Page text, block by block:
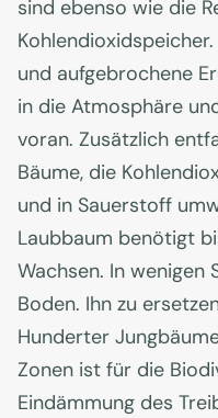
sind ebenso wie die
und aufgebrochene
in die Atmosphäre
voran. Zusätzlich
Bäume, die
und in Sauerstoff
Laubbaum benötigt
Wachsen. In wenigen
Boden. Ihn zu
Hunderter
Zonen ist für die
Eindämmung des